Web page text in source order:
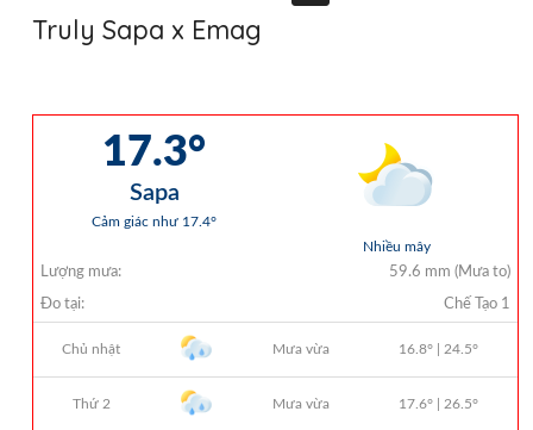
Truly Sapa x Emag